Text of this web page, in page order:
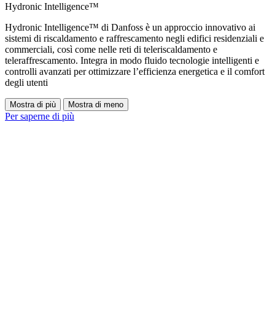
Hydronic Intelligence™
Hydronic Intelligence™ di Danfoss è un approccio innovativo ai
sistemi di riscaldamento e raffrescamento negli edifici residenziali e
commerciali, così come nelle reti di teleriscaldamento e
teleraffrescamento. Integra in modo fluido tecnologie intelligenti e
controlli avanzati per ottimizzare l’efficienza energetica e il comfort
degli utenti
Mostra di più Mostra di meno
Per saperne di più